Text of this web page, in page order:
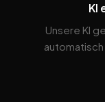
KI
Unsere KI